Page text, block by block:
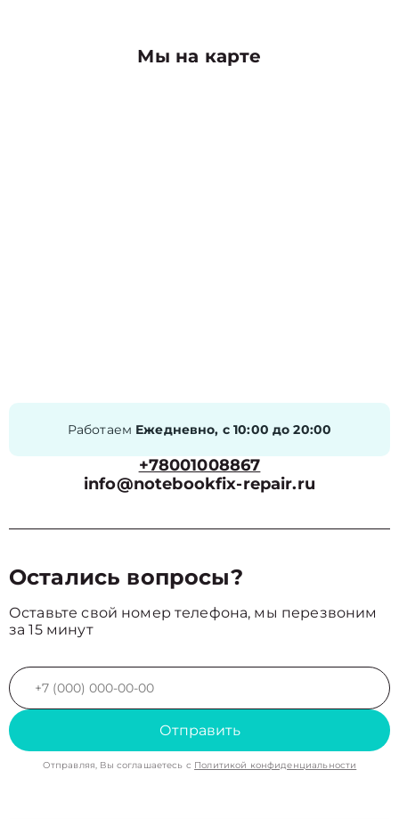
Мы на карте
Работаем Ежедневно, с 10:00 до 20:00
+78001008867
info@notebookfix-repair.ru
Остались вопросы?
Оставьте свой номер телефона, мы перезвоним
за 15 минут
Отправить
Отправляя, Вы соглашаетесь с Политикой конфиденциальности